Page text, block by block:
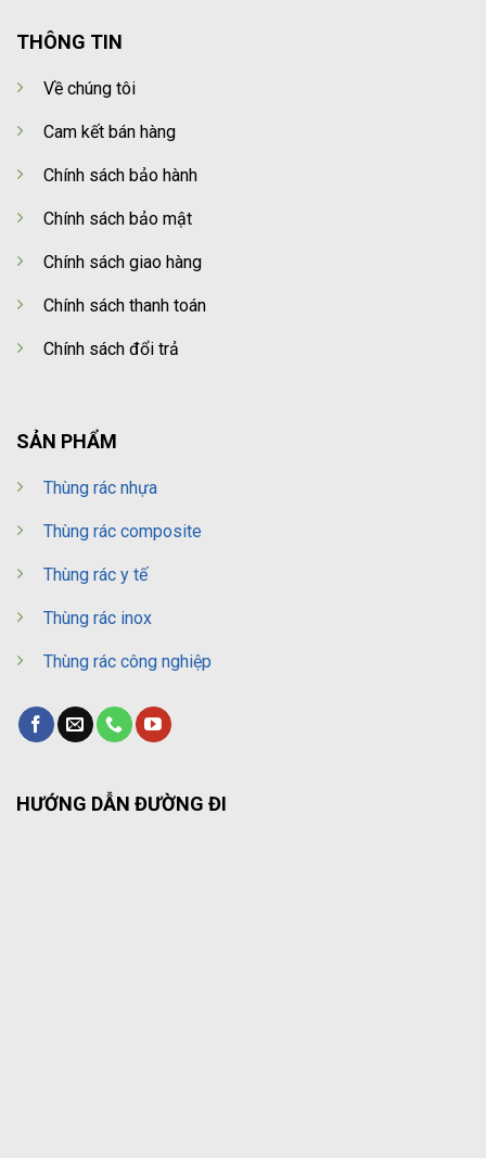
THÔNG TIN
Về chúng tôi
Cam kết bán hàng
Chính sách bảo hành
Chính sách bảo mật
Chính sách giao hàng
Chính sách thanh toán
Chính sách đổi trả
SẢN PHẨM
Thùng rác nhựa
Thùng rác composite
Thùng rác y tế
Thùng rác inox
Thùng rác công nghiệp
HƯỚNG DẪN ĐƯỜNG ĐI